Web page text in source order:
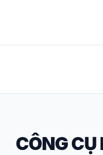
CÔNG CỤ